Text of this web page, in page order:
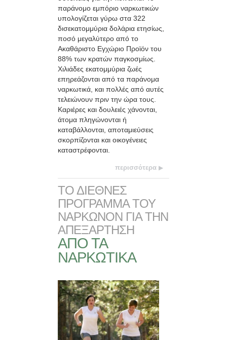
παράνομο εμπόριο ναρκωτικών
υπολογίζεται γύρω στα 322
δισεκατομμύρια δολάρια ετησίως,
ποσό μεγαλύτερο από το
Ακαθάριστο Εγχώριο Προϊόν του
88% των κρατών παγκοσμίως.
Χιλιάδες εκατομμύρια ζωές
επηρεάζονται από τα παράνομα
ναρκωτικά, και πολλές από αυτές
τελειώνουν πριν την ώρα τους.
Καριέρες και δουλειές χάνονται,
άτομα πληγώνονται ή
καταβάλλονται, αποταμιεύσεις
σκορπίζονται και οικογένειες
καταστρέφονται.
περισσότερα
ΤΟ ΔΙΕΘΝΕΣ
ΠΡΟΓΡΑΜΜΑ ΤΟΥ
ΝΑΡΚΩΝΟΝ ΓΙΑ ΤΗΝ
ΑΠΕΞΑΡΤΗΣΗ
ΑΠΟ ΤΑ
ΝΑΡΚΩΤΙΚΑ